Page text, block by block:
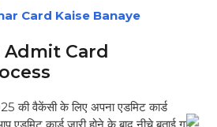
Card Kaise Banaye
Admit Card
की वैकेंसी के लिए अपना एडमिट कार्ड